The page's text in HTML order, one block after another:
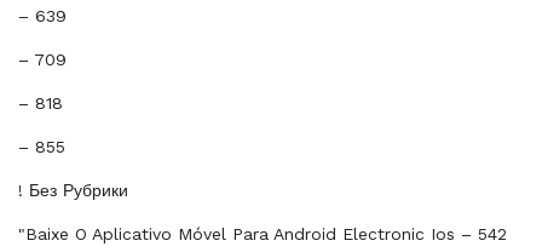
– 639
– 709
– 818
– 855
! Без Рубрики
"baixe O Aplicativo Móvel Para Android Electronic Ios – 542